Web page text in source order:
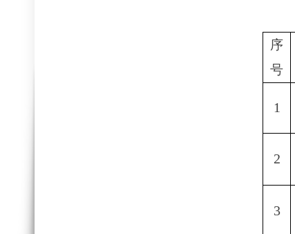
序
号
1
2
3